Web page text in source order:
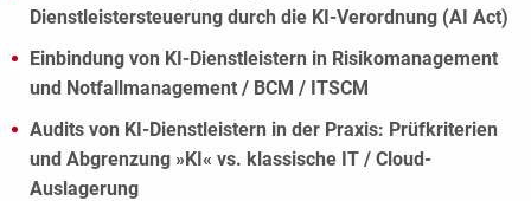
Dienstleistersteuerung durch die KI-Verordnung (AI Act)
Einbindung von KI-Dienstleistern in Risikomanagement
und Notfallmanagement / BCM / ITSCM
Audits von KI-Dienstleistern in der Praxis: Prüfkriterien
und Abgrenzung »KI« vs. klassische IT / Cloud-
Auslagerung